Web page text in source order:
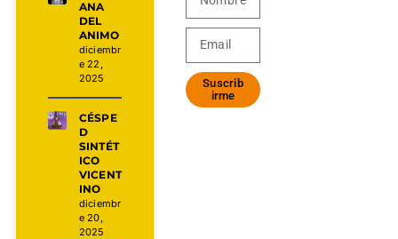
ANA
DEL
ANIMO
diciembr
e 22,
2025
CÉSPE
D
SINTÉT
ICO
VICENT
INO
diciembr
e 20,
2025
Suscrib
irme